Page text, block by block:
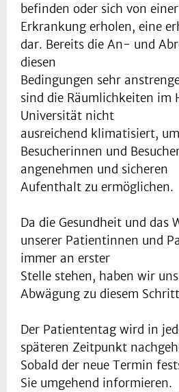
befinden oder sich von
Erkrankung erholen, eine
dar. Bereits die An- und
diesen
Bedingungen sehr
sind die Räumlichkeiten im
Universität nicht
ausreichend klimatisiert,
Besucherinnen und
angenehmen und sicheren
Aufenthalt zu ermöglichen.
Da die Gesundheit und das
unserer Patientinnen und
immer an erster
Stelle stehen, haben wir
Abwägung zu diesem
Der Patiententag wird in
späteren Zeitpunkt
Sobald der neue Termin
Sie umgehend informieren.